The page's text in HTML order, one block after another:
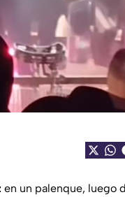
en un palenque, luego